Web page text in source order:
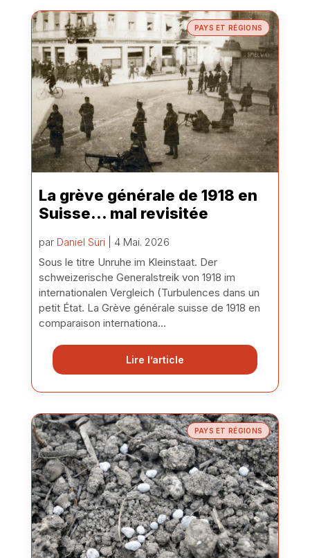
PAYS ET RÉGIONS
La grève générale de 1918 en
Suisse… mal revisitée
par Daniel Süri| 4 Mai. 2026
Sous le titre Unruhe im Kleinstaat. Der
schweizerische Generalstreik von 1918 im
internationalen Vergleich (Turbulences dans un
petit État. La Grève générale suisse de 1918 en
comparaison internationa...
Lire l’article
PAYS ET RÉGIONS